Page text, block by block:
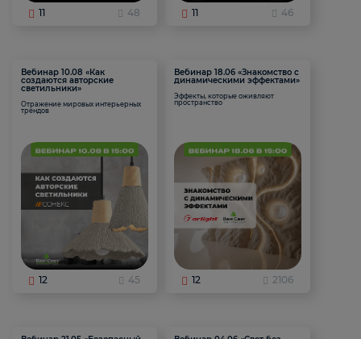
11 48 11 46
Вебинар 10.08 «Как
создаются авторские
светильники»
Отражение мировых интерьерных
трендов
12 45
Вебинар 18.06 «Знакомство с
динамическими эффектами»
Эффекты, которые оживляют
пространство
12 2106